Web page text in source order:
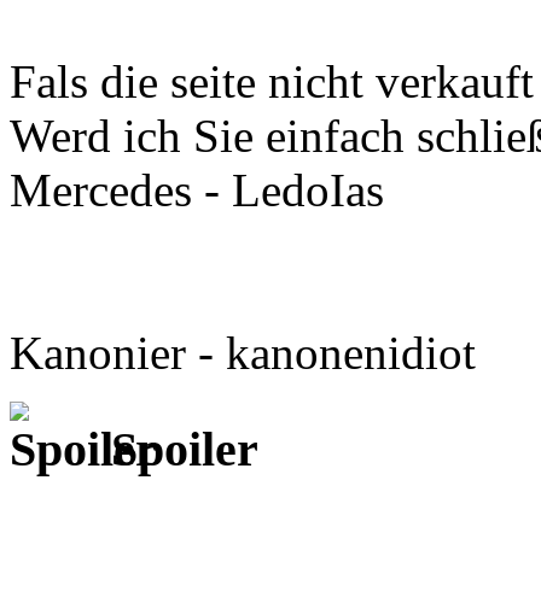
Fals die seite nicht
Werd ich Sie einfach
Mercedes - LedoIas
Kanonier - kanonenidiot
Spoiler